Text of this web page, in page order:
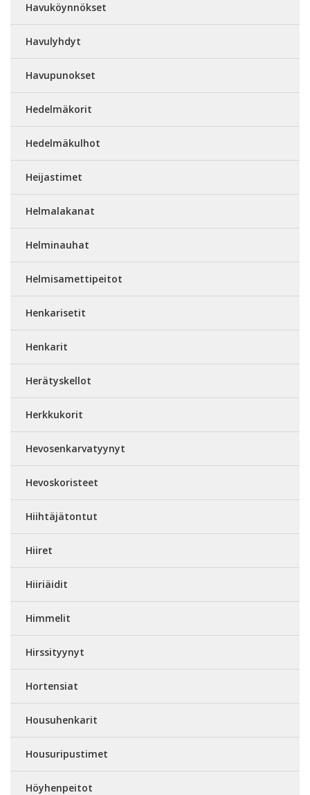
Havuköynnökset
Havulyhdyt
Havupunokset
Hedelmäkorit
Hedelmäkulhot
Heijastimet
Helmalakanat
Helminauhat
Helmisamettipeitot
Henkarisetit
Henkarit
Herätyskellot
Herkkukorit
Hevosenkarvatyynyt
Hevoskoristeet
Hiihtäjätontut
Hiiret
Hiiriäidit
Himmelit
Hirssityynyt
Hortensiat
Housuhenkarit
Housuripustimet
Höyhenpeitot